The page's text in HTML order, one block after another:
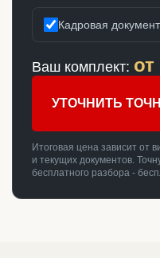
Кадровая
Ваш комплект: от
УТОЧНИТЬ
Итоговая цена зависит от
и текущих документов.
бесплатного разбора -